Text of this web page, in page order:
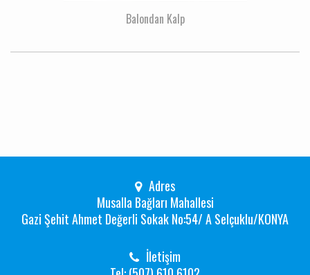
Balondan Kalp
Adres
Musalla Bağları Mahallesi
Gazi Şehit Ahmet Değerli Sokak No:54/ A Selçuklu/KONYA
İletişim